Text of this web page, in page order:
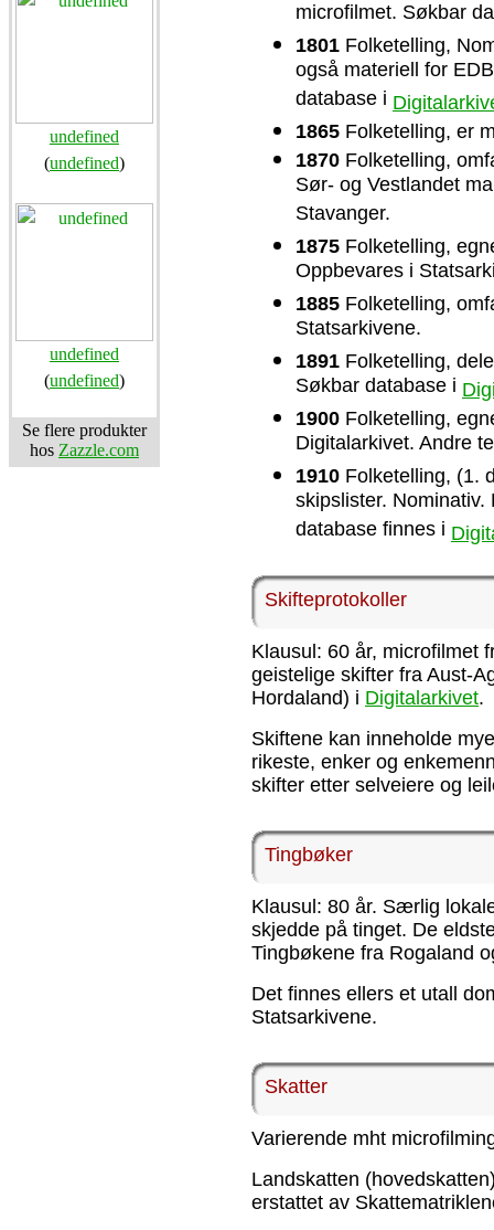
undefined
(undefined)
undefined
(undefined)
Se flere produkter
hos Zazzle.com
microfilmet. Søkbar
1801 Folketelling,
også materiell for
database i
1865 Folketelling, er
1870 Folketelling,
Sør- og Vestlandet
Stavanger.
1875 Folketelling,
Oppbevares i
1885 Folketelling,
Statsarkivene.
1891 Folketelling,
Søkbar database i
1900 Folketelling,
Digitalarkivet. Andre
1910 Folketelling, (1.
skipslister.
database finnes i
Skifteprotokoller
Klausul: 60 år, microfilmet
geistelige skifter fra Aust-
Hordaland) i Digitalarkivet.
Skiftene kan inneholde
rikeste, enker og
skifter etter selveiere og
Tingbøker
Klausul: 80 år. Særlig
skjedde på tinget. De
Tingbøkene fra Rogaland
Det finnes ellers et utall
Statsarkivene.
Skatter
Varierende mht
Landskatten
erstattet av